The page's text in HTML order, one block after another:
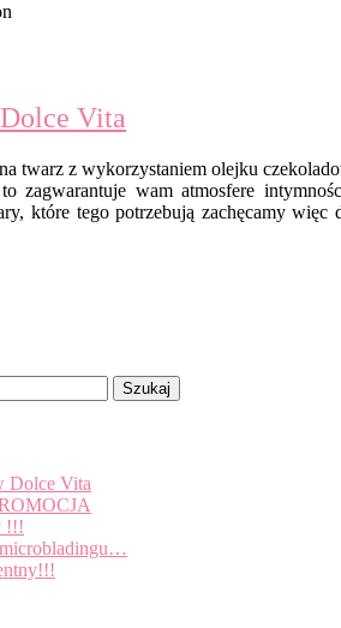
Vita
twarz z wykorzystaniem olejku
zagwarantuje wam atmosfere
które tego potrzebują zachęcamy
Dolce Vita
!!!